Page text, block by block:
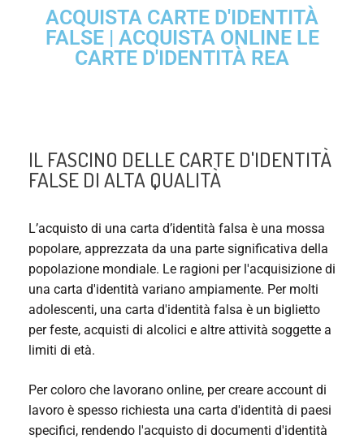
ACQUISTA CARTE D'IDENTITÀ
FALSE | ACQUISTA ONLINE LE
CARTE D'IDENTITÀ REA
IL FASCINO DELLE CARTE D'IDENTITÀ
FALSE DI ALTA QUALITÀ
L’acquisto di una carta d’identità falsa è una mossa
popolare, apprezzata da una parte significativa della
popolazione mondiale. Le ragioni per l'acquisizione di
una carta d'identità variano ampiamente. Per molti
adolescenti, una carta d'identità falsa è un biglietto
per feste, acquisti di alcolici e altre attività soggette a
limiti di età.
Per coloro che lavorano online, per creare account di
lavoro è spesso richiesta una carta d'identità di paesi
specifici, rendendo l'acquisto di documenti d'identità